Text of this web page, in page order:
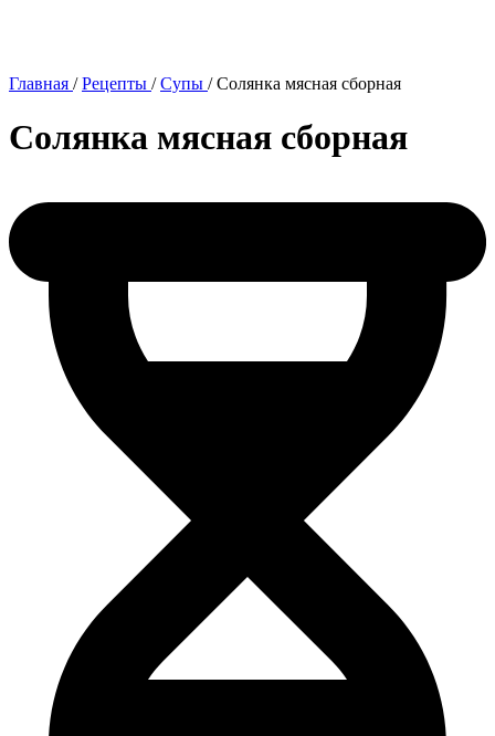
Главная /Рецепты /Супы /Солянка мясная сборная
Солянка мясная сборная